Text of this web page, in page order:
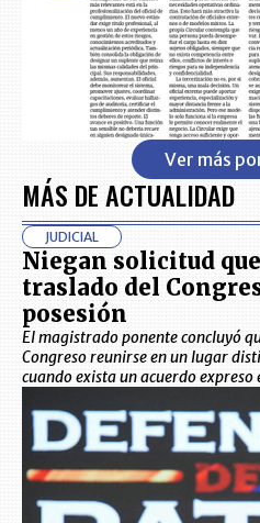
Ver más
MÁS DE ACTUALIDAD
JUDICIAL
Niegan solicitud
traslado del
posesión
El magistrado ponente concluyó
Congreso reunirse en un lugar
cuando exista un acuerdo expreso